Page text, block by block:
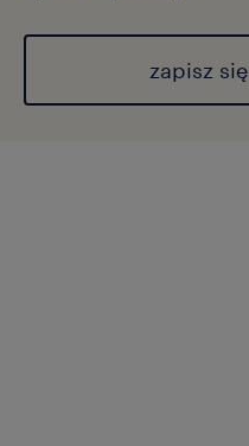
zapisz się